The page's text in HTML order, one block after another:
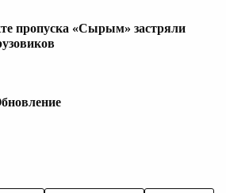
пропуска «Сырым» застряли